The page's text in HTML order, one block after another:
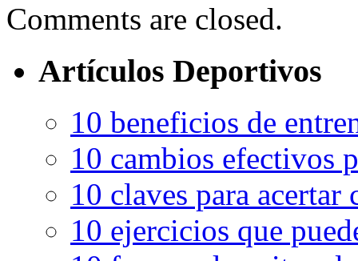
Comments are closed.
Artículos Deportivos
10 beneficios de
10 cambios efectivos
10 claves para
10 ejercicios que